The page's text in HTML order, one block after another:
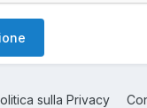
sulla Privacy